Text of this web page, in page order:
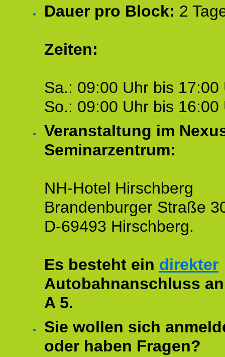
Dauer pro Block: 2
Zeiten:
Sa.: 09:00 Uhr bis 17:00
So.: 09:00 Uhr bis 16:00
Veranstaltung im
Seminarzentrum:
NH-Hotel Hirschberg
Brandenburger Straße
D-69493 Hirschberg.
Es besteht ein direkter
Autobahnanschluss
A 5.
Sie wollen sich
oder haben Fragen?